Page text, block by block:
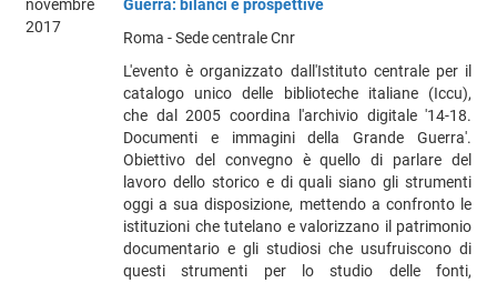
novembre
2017
Guerra: bilanci e prospettive
Roma - Sede centrale Cnr
L'evento è organizzato dall'Istituto centrale per il
catalogo unico delle biblioteche italiane (Iccu),
che dal 2005 coordina l'archivio digitale '14-18.
Documenti e immagini della Grande Guerra'.
Obiettivo del convegno è quello di parlare del
lavoro dello storico e di quali siano gli strumenti
oggi a sua disposizione, mettendo a confronto le
istituzioni che tutelano e valorizzano il patrimonio
documentario e gli studiosi che usufruiscono di
questi strumenti per lo studio delle fonti,